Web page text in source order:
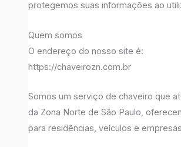
protegemos suas informações ao
Quem somos
O endereço do nosso site é:
https://chaveirozn.com.br
Somos um serviço de chaveiro que
da Zona Norte de São Paulo,
para residências, veículos e